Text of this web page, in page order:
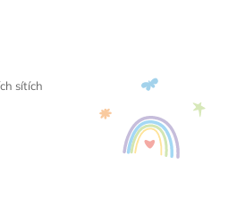
sítích